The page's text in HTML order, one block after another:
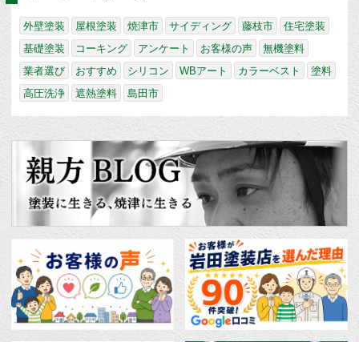
外壁塗装 屋根塗装 焼津市 サイディング 藤枝市
住宅塗装
基礎塗装
コーキング アンケート お客様の声
無機塗料
業者選び
おすすめ シリコン WBアート カラーベスト
塗料
高圧洗浄
遮熱塗料 島田市